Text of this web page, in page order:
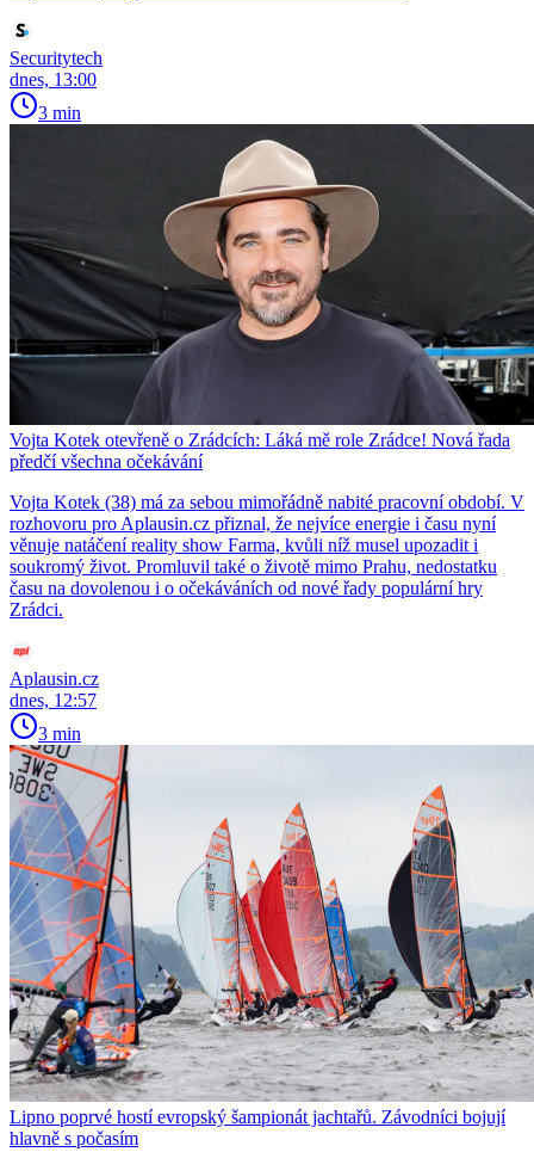
Securitytech
dnes, 13:00
3 min
Vojta Kotek otevřeně o Zrádcích: Láká mě role Zrádce! Nová řada
předčí všechna očekávání
Vojta Kotek (38) má za sebou mimořádně nabité pracovní období. V
rozhovoru pro Aplausin.cz přiznal, že nejvíce energie i času nyní
věnuje natáčení reality show Farma, kvůli níž musel upozadit i
soukromý život. Promluvil také o životě mimo Prahu, nedostatku
času na dovolenou i o očekáváních od nové řady populární hry
Zrádci.
Aplausin.cz
dnes, 12:57
3 min
Lipno poprvé hostí evropský šampionát jachtařů. Závodníci bojují
hlavně s počasím